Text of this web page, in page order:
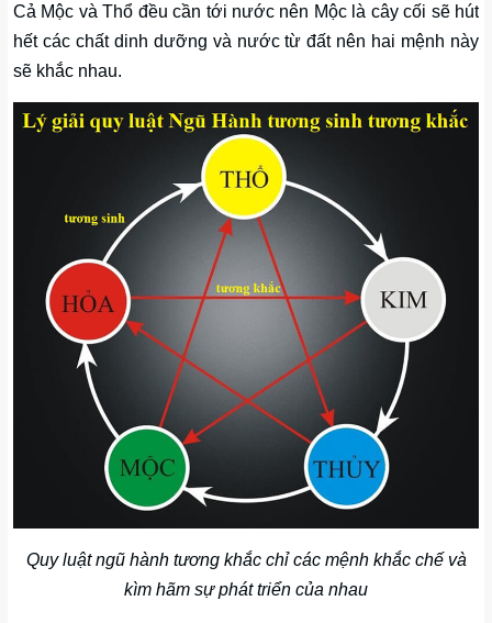
Cả Mộc và Thổ đều cần tới nước nên Mộc là cây cối sẽ hút
hết các chất dinh dưỡng và nước từ đất nên hai mệnh này
sẽ khắc nhau.
Quy luật ngũ hành tương khắc chỉ các mệnh khắc chế và
kìm hãm sự phát triển của nhau